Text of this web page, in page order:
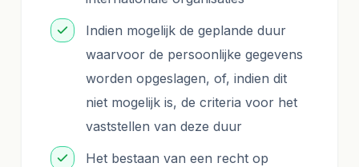
Indien mogelijk de geplande duur
waarvoor de persoonlijke gegevens
worden opgeslagen, of, indien dit
niet mogelijk is, de criteria voor het
vaststellen van deze duur
Het bestaan van een recht op